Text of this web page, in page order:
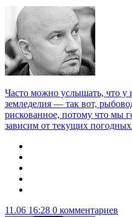
Часто можно услышать, что у
земледелия — так вот,
рискованное, потому что мы
зависим от текущих
11.06 16:28 0 комментариев